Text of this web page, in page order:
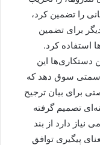
را تضمین کرد،
برای تضمین
استفاده کرد.
دستکاری‌ها این
سوق دهد که
برای بیان ترجیح‌
تصمیم گرفته
دارد از بند
پیگیری توافق